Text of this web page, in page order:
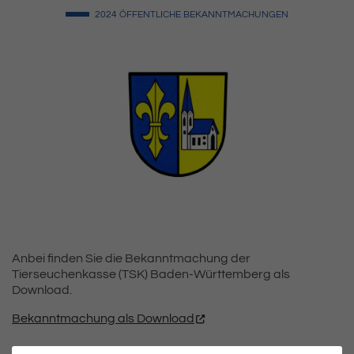
2024 ÖFFENTLICHE BEKANNTMACHUNGEN
Anbei finden Sie die Bekanntmachung der
Tierseuchenkasse (TSK) Baden-Württemberg als
Download.
Bekanntmachung als Download